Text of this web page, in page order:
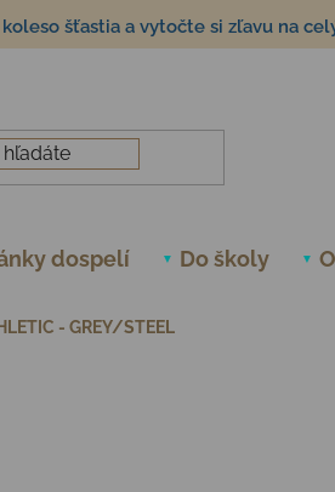
šťastia a vytočte si zľavu na
dospelí Do školy
- GREY/STEEL